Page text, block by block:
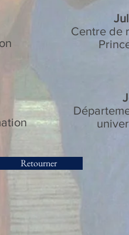
Centre de
Retourner